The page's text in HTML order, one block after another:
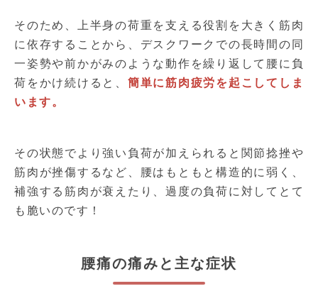
そのため、上半身の荷重を支える役割を大きく筋肉
に依存することから、デスクワークでの長時間の同
一姿勢や前かがみのような動作を繰り返して腰に負
荷をかけ続けると、 簡単に筋肉疲労を起こしてしま
います。
その状態でより強い負荷が加えられると関節捻挫や
筋肉が挫傷するなど、腰はもともと構造的に弱く、
補強する筋肉が衰えたり、過度の負荷に対してとて
も脆いのです！
腰痛の痛みと主な症状